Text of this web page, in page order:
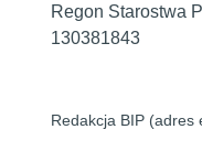
Regon Starostwa
130381843
Redakcja BIP (adres